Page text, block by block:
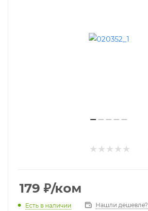
179 ₽/ком
Есть в наличии Нашли дешевле?